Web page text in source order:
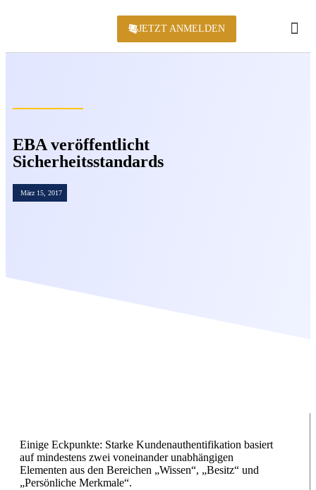
JETZT ANMELDEN
EBA veröffentlicht
Sicherheitsstandards
März 15, 2017
Einige Eckpunkte: Starke Kundenauthentifikation basiert
auf mindestens zwei voneinander unabhängigen
Elementen aus den Bereichen „Wissen“, „Besitz“ und
„Persönliche Merkmale“.